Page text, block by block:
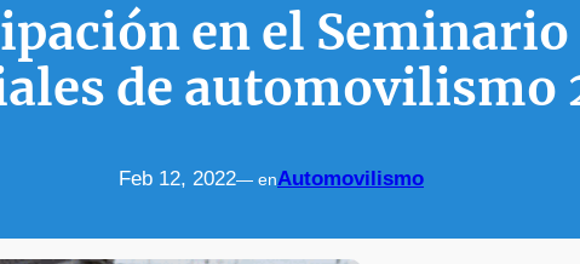
en el
de automovilismo
Feb 12, 2022— enAutomovilismo